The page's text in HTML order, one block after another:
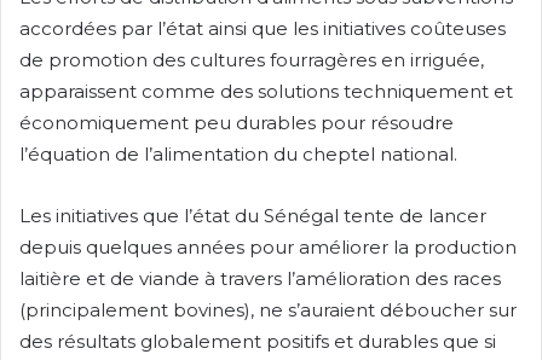
accordées par l’état ainsi que les initiatives coûteuses
de promotion des cultures fourragères en irriguée,
apparaissent comme des solutions techniquement et
économiquement peu durables pour résoudre
l’équation de l’alimentation du cheptel national.
Les initiatives que l’état du Sénégal tente de lancer
depuis quelques années pour améliorer la production
laitière et de viande à travers l’amélioration des races
(principalement bovines), ne s’auraient déboucher sur
des résultats globalement positifs et durables que si